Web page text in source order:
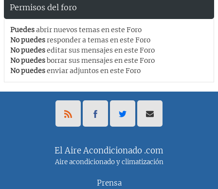
Permisos del foro
Puedesabrir nuevos temas en este Foro
No puedesresponder a temas en este Foro
No puedeseditar sus mensajes en este Foro
No puedesborrar sus mensajes en este Foro
No puedesenviar adjuntos en este Foro
El Aire Acondicionado .com
Aire acondicionado y climatización
Prensa